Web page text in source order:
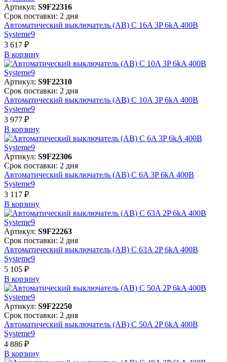
Артикул: S9F22316
Срок поставки: 2 дня
Автоматический выключатель (АВ) C 16A 3P 6kA 400В
Systeme9
3 617 ₽
В корзинy
Артикул: S9F22310
Срок поставки: 2 дня
Автоматический выключатель (АВ) C 10A 3P 6kA 400В
Systeme9
3 977 ₽
В корзинy
Артикул: S9F22306
Срок поставки: 2 дня
Автоматический выключатель (АВ) C 6A 3P 6kA 400В
Systeme9
3 117 ₽
В корзинy
Артикул: S9F22263
Срок поставки: 2 дня
Автоматический выключатель (АВ) C 63A 2P 6kA 400В
Systeme9
5 105 ₽
В корзинy
Артикул: S9F22250
Срок поставки: 2 дня
Автоматический выключатель (АВ) C 50A 2P 6kA 400В
Systeme9
4 886 ₽
В корзинy